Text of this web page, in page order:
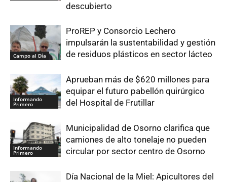
descubierto
Campo al Día
ProREP y Consorcio Lechero
impulsarán la sustentabilidad y gestión
de residuos plásticos en sector lácteo
Informando
Primero
Aprueban más de $620 millones para
equipar el futuro pabellón quirúrgico
del Hospital de Frutillar
Informando
Primero
Municipalidad de Osorno clarifica que
camiones de alto tonelaje no pueden
circular por sector centro de Osorno
Día Nacional de la Miel: Apicultores del